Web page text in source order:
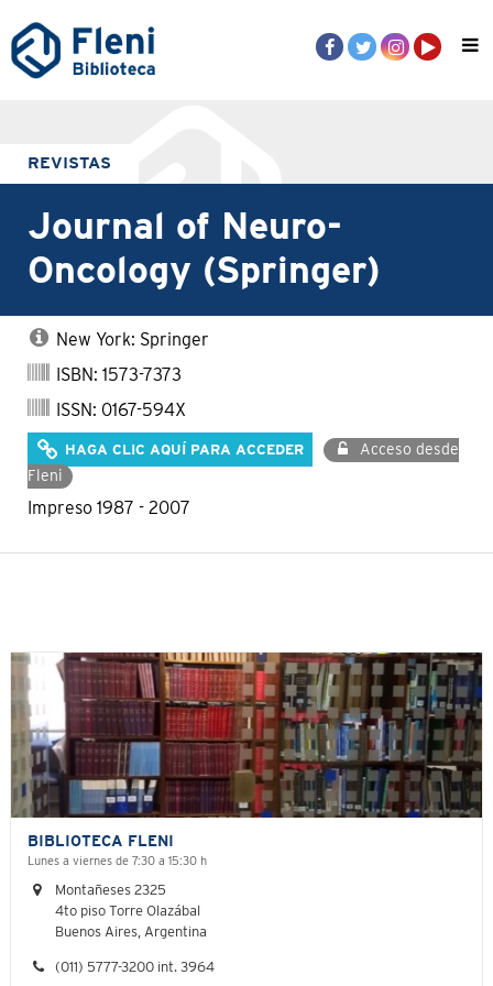
REVISTAS
Journal of Neuro-
Oncology (Springer)
New York: Springer
ISBN: 1573-7373
ISSN: 0167-594X
HAGA CLIC AQUÍ PARA ACCEDER
Acceso desde
Fleni
Impreso 1987 - 2007
BIBLIOTECA FLENI
Lunes a viernes de 7:30 a 15:30 h
Montañeses 2325
4to piso Torre Olazábal
Buenos Aires, Argentina
(011) 5777-3200 int. 3964